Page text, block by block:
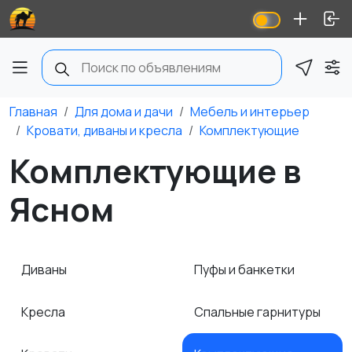
Главная Для дома и дачи
Мебель и интерьер
Кровати, диваны и кресла
Комплектующие
Комплектующие в
Ясном
Диваны
Кресла
Пуфы и банкетки
Спальные гарнитуры